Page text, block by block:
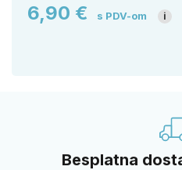
6,90 € s PDV-om i
Besplatna